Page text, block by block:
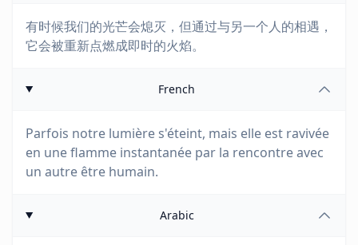
有时候我们的光芒会熄灭，但通过与另一个人的相遇，
它会被重新点燃成即时的火焰。
French
Parfois notre lumière s'éteint, mais elle est ravivée
en une flamme instantanée par la rencontre avec
un autre être humain.
Arabic